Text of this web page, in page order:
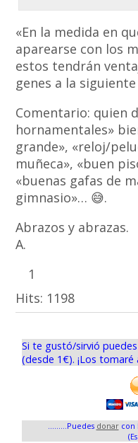
«En la medida en
aparearse con los
estos tendrán
genes a la
Comentario: quien
hornamentales»
grande», «reloj/
muñeca», «buen
«buenas gafas de
gimnasio»… 😅.
Abrazos y abrazas.
A.
1
Hits: 1198
Si te gustó/sirvió
(desde 1€). ¡Los tomaré
.........Puedes donarcon